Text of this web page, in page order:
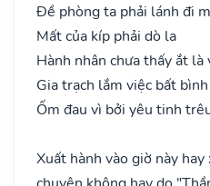
Đề phòng ta phải lánh đi
Mất của kíp phải dò la
Hành nhân chưa thấy ắt là
Gia trạch lắm việc bất bình
Ốm đau vì bởi yêu tinh
Xuất hành vào giờ này hay